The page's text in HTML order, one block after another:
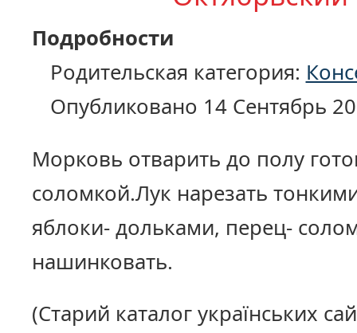
Подробности
Родительская категория:
Опубликовано 14 Сентябрь
Морковь отварить до полу
соломкой.Лук нарезать
яблоки- дольками, перец-
нашинковать.
(Старий каталог українських